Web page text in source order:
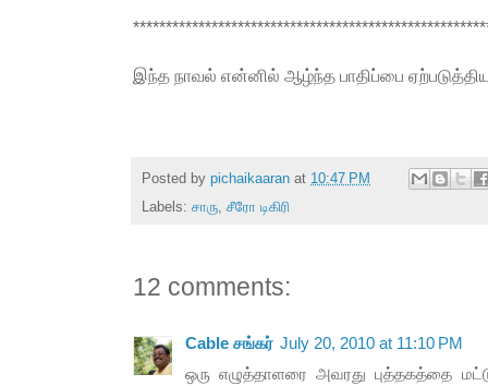
இந்த நாவல் என்னில் ஆழ்ந்த பாதிப்பை
Posted by pichaikaaran at 10:47 PM
Labels: சாரு, சீரோ டிகிரி
12 comments:
Cable சங்கர் July 20, 2010 at 11:10 PM
ஒரு எழுத்தாளரை அவரது புத்தகத்தை